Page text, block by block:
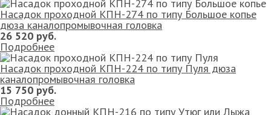
Насадок проходной КПН-274 по типу Большое копье
дюза каналопромывочная головка
26 520 руб.
Подробнее
Насадок проходной КПН-224 по типу Пуля дюза
каналопромывочная головка
15 750 руб.
Подробнее